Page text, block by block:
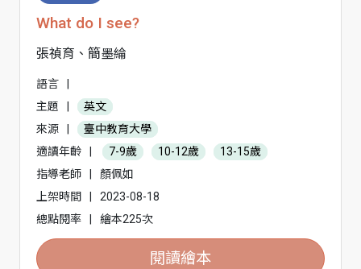
What do I see?
張禎育、簡墨綸
語言
主題
英文
來源
臺中教育大學
適讀年齡
7-9歲 10-12歲
13-15歲
指導老師
顏佩如
上架時間
2023-08-18
總點閱率
繪本225次
閱讀繪本